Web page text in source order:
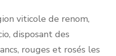
viticole de renom,
disposant des
rouges et rosés les